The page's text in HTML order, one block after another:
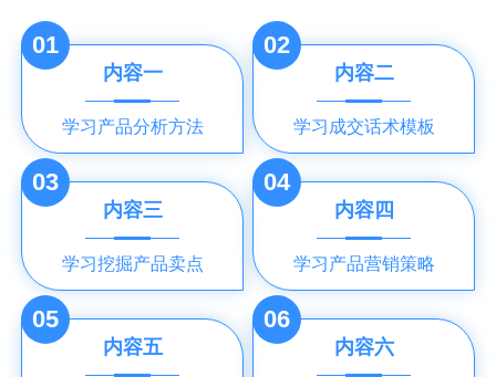
01
内容一
学习产品分析方法
02
内容二
学习成交话术模板
03
内容三
学习挖掘产品卖点
04
内容四
学习产品营销策略
05
内容五
06
内容六